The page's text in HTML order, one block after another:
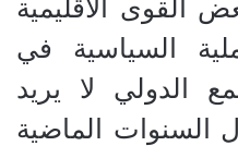
القوى الاقليمية
السياسية في
الدولي لا يريد
السنوات الماضية